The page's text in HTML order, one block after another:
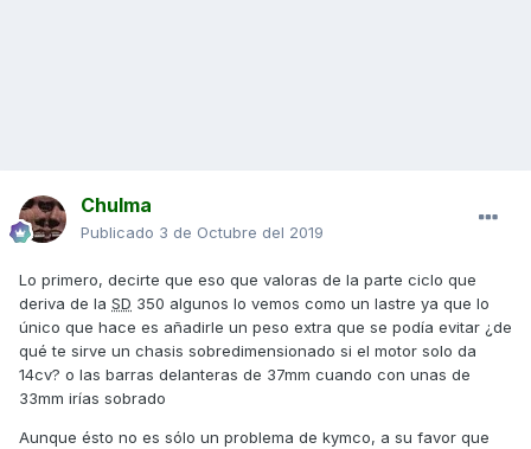
Chulma
Publicado 3 de Octubre del 2019
Lo primero, decirte que eso que valoras de la parte ciclo que
deriva de la SD 350 algunos lo vemos como un lastre ya que lo
único que hace es añadirle un peso extra que se podía evitar ¿de
qué te sirve un chasis sobredimensionado si el motor solo da
14cv? o las barras delanteras de 37mm cuando con unas de
33mm irías sobrado
Aunque ésto no es sólo un problema de kymco, a su favor que